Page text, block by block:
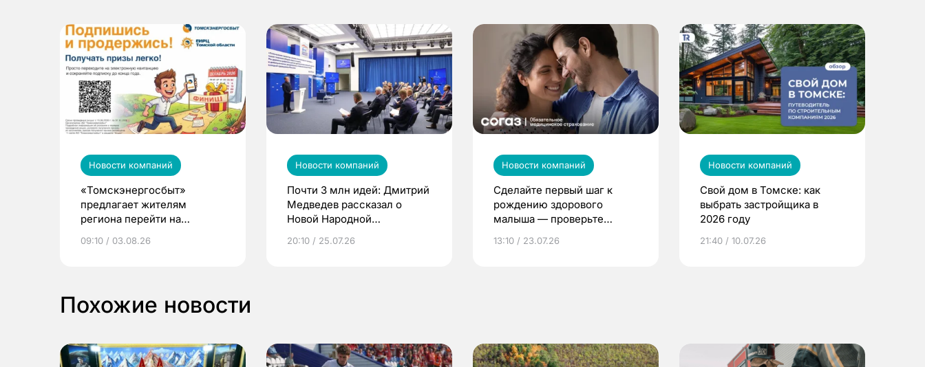
Новости компаний
«Томскэнергосбыт»
предлагает жителям
региона перейти на
выиграть призы
09:10 / 03.08.26
Новости компаний
Почти 3 млн идей: Дмитрий
Медведев рассказал о
Новой Народной
20:10 / 25.07.26
Новости компаний
Сделайте первый шаг к
рождению здорового
малыша — проверьте
по ОМС!
13:10 / 23.07.26
Новости компаний
Свой дом в Томске: как
выбрать застройщика в
2026 году
21:40 / 10.07.26
Похожие новости